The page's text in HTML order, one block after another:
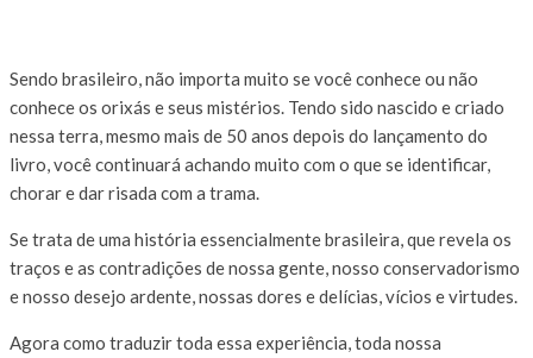
Sendo brasileiro, não importa muito se você conhece ou não
conhece os orixás e seus mistérios. Tendo sido nascido e criado
nessa terra, mesmo mais de 50 anos depois do lançamento do
livro, você continuará achando muito com o que se identificar,
chorar e dar risada com a trama.
Se trata de uma história essencialmente brasileira, que revela os
traços e as contradições de nossa gente, nosso conservadorismo
e nosso desejo ardente, nossas dores e delícias, vícios e virtudes.
Agora como traduzir toda essa experiência, toda nossa